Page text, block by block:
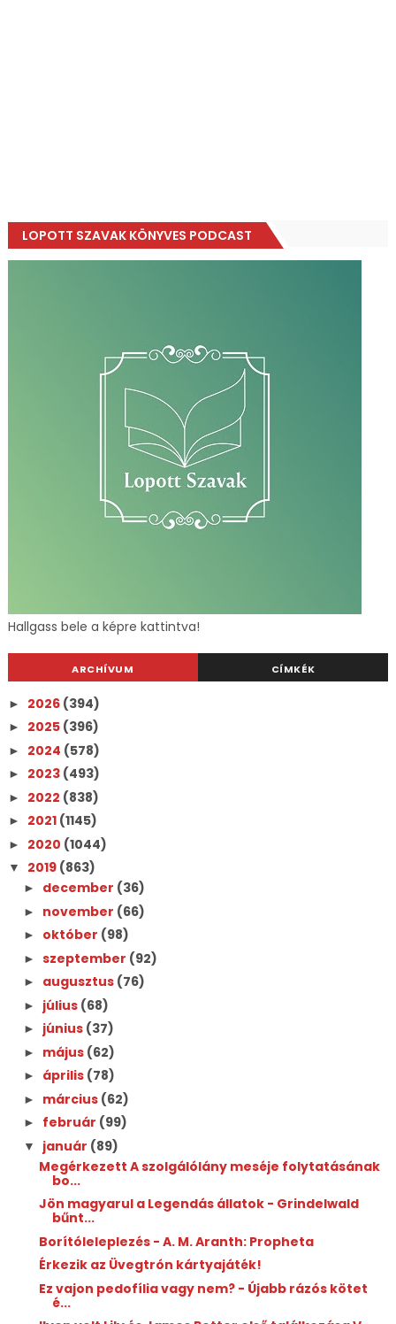
LOPOTT SZAVAK KÖNYVES PODCAST
Hallgass bele a képre kattintva!
ARCHÍVUM CÍMKÉK
► 2026 (394)
► 2025 (396)
► 2024 (578)
► 2023 (493)
► 2022 (838)
► 2021 (1145)
► 2020 (1044)
▼ 2019 (863)
► december (36)
► november (66)
► október (98)
► szeptember (92)
► augusztus (76)
► július (68)
► június (37)
► május (62)
► április (78)
► március (62)
► február (99)
▼ január (89)
Megérkezett A szolgálólány meséje folytatásának
bo...
Jön magyarul a Legendás állatok - Grindelwald
bűnt...
Borítóleleplezés - A. M. Aranth: Propheta
Érkezik az Üvegtrón kártyajáték!
Ez vajon pedofília vagy nem? - Újabb rázós kötet
é...